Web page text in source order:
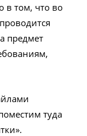
в том, что во
предмет
туда